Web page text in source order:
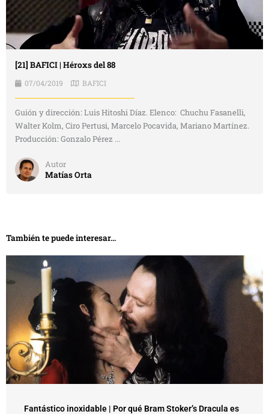
[21] BAFICI | Héroxs del 88
07/04/2019 BAFICI
Guión y dirección: Luis Hitoshi Díaz. Elenco: Chuchu Fasanelli,
Walter Kolm, Ciro Pertusi, Marcelo Pocavida, Mariano Martínez.
Producción: Gonzalo Pérez ...
Autor
Matías Orta
También te puede interesar...
Fantástico inoxidable | Por qué Bram Stoker’s Dracula es